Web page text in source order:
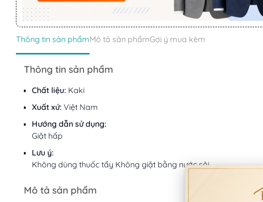
Thông tin sản phẩmMô tả sản phẩmGợi ý mua kèm
Thông tin sản phẩm
Chất liệu: Kaki
Xuất xứ: Việt Nam
Hướng dẫn sử dụng:
Giặt hấp
Lưu ý:
Không dùng thuốc tẩy Không giặt bằng nước sôi
Mô tả sản phẩm